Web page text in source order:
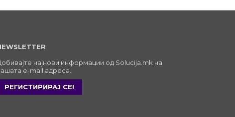
најнови информации од Solucija.mk на
e-mail адреса.
РЕГИСТИРИРАЈ СЕ!